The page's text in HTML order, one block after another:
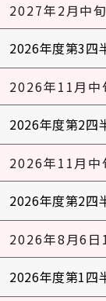
2027年2月中旬
2026年度第3四
2026年11月中
2026年度第2四
2026年11月中
2026年度第2四
2026年8月6日
2026年度第1四